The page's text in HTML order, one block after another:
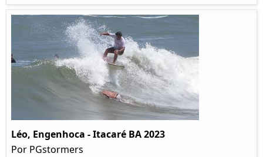
Léo, Engenhoca - Itacaré BA 2023
Por PGstormers